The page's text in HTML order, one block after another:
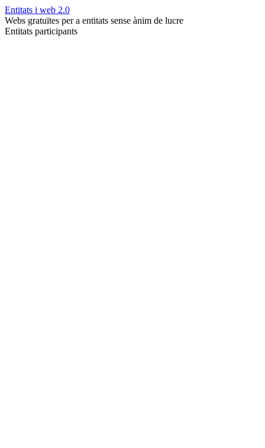
Entitats i web 2.0
Webs gratuïtes per a entitats sense ànim de lucre
Entitats participants